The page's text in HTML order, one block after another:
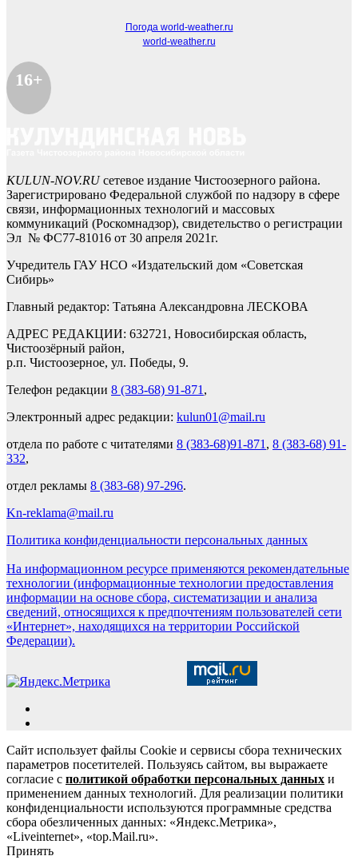
Погода world-weather.ru
world-weather.ru
16+
KULUN-NOV.RUсетевое издание Чистоозерного района.
Зарегистрировано Федеральной службой по надзору в сфере
связи, информационных технологий и массовых
коммуникаций (Роскомнадзор), свидетельство о регистрации
Эл № ФС77-81016 от 30 апреля 2021г.
Учредитель ГАУ НСО «Издательский дом «Советская
Сибирь»
Главный редактор: Татьяна Александровна ЛЕСКОВА
АДРЕС РЕДАКЦИИ: 632721, Новосибирская область,
Чистоозёрный район,
р.п. Чистоозерное, ул. Победы, 9.
Телефон редакции 8 (383-68) 91-871 ,
Электронный адрес редакции: kulun01@mail.ru
отдела по работе с читателями 8 (383-68)91-871 , 8 (383-68) 91-
332,
отдел рекламы 8 (383-68) 97-296.
Kn-reklama@mail.ru
Политика конфиденциальности персональных данных
На информационном ресурсе применяются рекомендательные
технологии (информационные технологии предоставления
информации на основе сбора, систематизации и анализа
сведений, относящихся к предпочтениям пользователей сети
«Интернет», находящихся на территории Российской
Федерации).
Сайт использует файлы Cookie и сервисы сбора технических
параметров посетителей. Пользуясь сайтом, вы выражаете
согласие с политикой обработки персональных данных и
применением данных технологий. Для реализации политики
конфиденциальности используются программные средства
сбора обезличенных данных: «Яндекс.Метрика»,
«Liveinternet», «top.Mail.ru».
Принять